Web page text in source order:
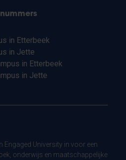
in Etterbeek
in Jette
in Etterbeek
in Jette
Engaged University in voor een
onderwijs en maatschappelijke